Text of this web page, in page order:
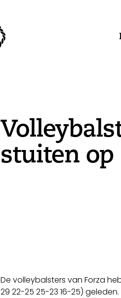
stuiten op
De volleybalsters van Forza
29 22-25 25-23 16-25) geleden.